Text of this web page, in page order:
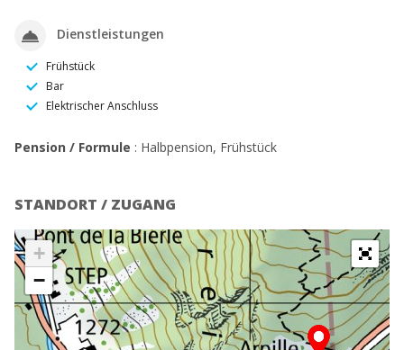
Dienstleistungen
Frühstück
Bar
Elektrischer Anschluss
Pension / Formule : Halbpension, Frühstück
STANDORT / ZUGANG
+
−